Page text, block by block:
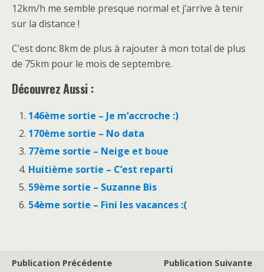
12km/h me semble presque normal et j’arrive à tenir
sur la distance !
C’est donc 8km de plus à rajouter à mon total de plus
de 75km pour le mois de septembre.
Découvrez Aussi :
146ème sortie – Je m’accroche :)
170ème sortie – No data
77ème sortie – Neige et boue
Huitième sortie – C’est reparti
59ème sortie – Suzanne Bis
54ème sortie – Fini les vacances :(
Publication Précédente
Publication Suivante